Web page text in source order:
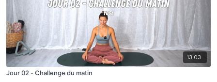
13:03
Jour 02 - Challenge du matin